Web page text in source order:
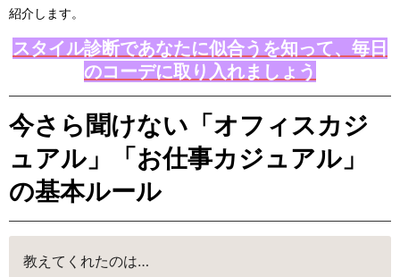
紹介します。
スタイル診断であなたに似合うを知って、毎日
のコーデに取り入れましょう
今さら聞けない「オフィスカジ
ュアル」「お仕事カジュアル」
の基本ルール
教えてくれたのは…